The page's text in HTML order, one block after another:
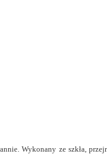
Wykonany ze szkła,